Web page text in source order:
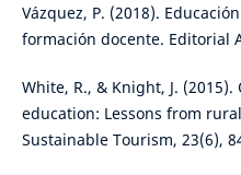
Vázquez, P. (2018).
formación docente. Editorial
White, R., & Knight, J.
education: Lessons from
Sustainable Tourism, 23(6),